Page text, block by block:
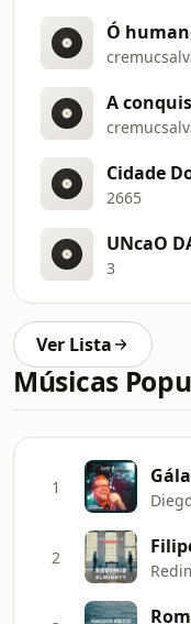
Ó
A
Cidade
2665
UNcaO
3
Ver Lista
Músicas
1
2